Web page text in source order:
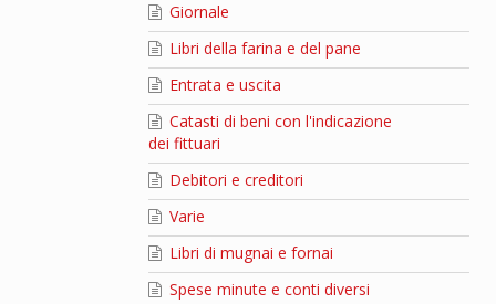
Giornale
Libri della farina e del pane
Entrata e uscita
Catasti di beni con l'indicazione
dei fittuari
Debitori e creditori
Varie
Libri di mugnai e fornai
Spese minute e conti diversi